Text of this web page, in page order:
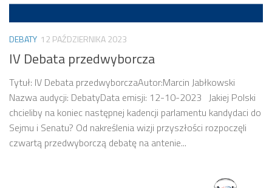
DEBATY 12 PAŹDZIERNIKA 2023
IV Debata przedwyborcza
Tytuł: IV Debata przedwyborczaAutor:Marcin Jabłkowski
Nazwa audycji: DebatyData emisji: 12-10-2023 Jakiej Polski
chcieliby na koniec następnej kadencji parlamentu kandydaci do
Sejmu i Senatu? Od nakreślenia wizji przyszłości rozpoczęli
czwartą przedwyborczą debatę na antenie...